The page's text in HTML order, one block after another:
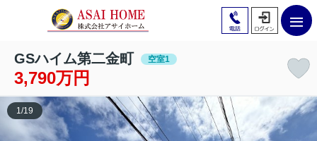
GSハイム第二金町 空室1
3,790万円
1/19